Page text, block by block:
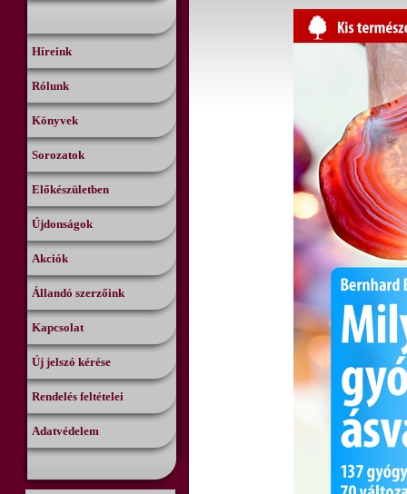
Híreink
Rólunk
Könyvek
Sorozatok
Előkészületben
Újdonságok
Akciók
Állandó szerzőink
Kapcsolat
Új jelszó kérése
Rendelés feltételei
Adatvédelem